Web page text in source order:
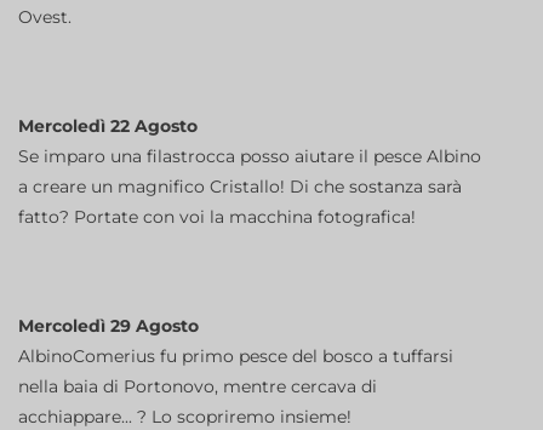
Ovest.
Mercoledì 22 Agosto
Se imparo una filastrocca posso aiutare il pesce Albino
a creare un magnifico Cristallo! Di che sostanza sarà
fatto? Portate con voi la macchina fotografica!
Mercoledì 29 Agosto
AlbinoComerius fu primo pesce del bosco a tuffarsi
nella baia di Portonovo, mentre cercava di
acchiappare... ? Lo scopriremo insieme!